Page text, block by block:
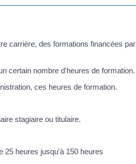
carrière, des formations financées par
certain nombre d'heures de formation.
ces heures de formation.
stagiaire ou titulaire.
25 heures jusqu'à 150 heures